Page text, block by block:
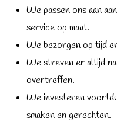
We passen ons aan
service op maat.
We bezorgen op tijd
We streven er altijd
overtreffen.
We investeren
smaken en gerechten.